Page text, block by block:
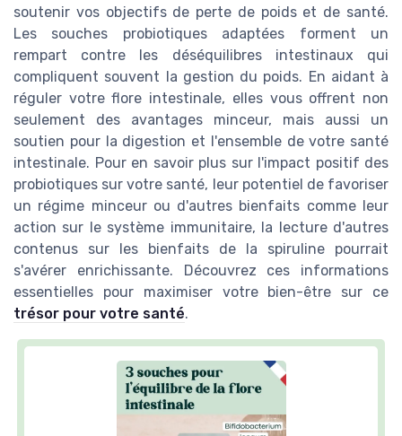
soutenir vos objectifs de perte de poids et de santé.
Les souches probiotiques adaptées forment un
rempart contre les déséquilibres intestinaux qui
compliquent souvent la gestion du poids. En aidant à
réguler votre flore intestinale, elles vous offrent non
seulement des avantages minceur, mais aussi un
soutien pour la digestion et l'ensemble de votre santé
intestinale. Pour en savoir plus sur l'impact positif des
probiotiques sur votre santé, leur potentiel de favoriser
un régime minceur ou d'autres bienfaits comme leur
action sur le système immunitaire, la lecture d'autres
contenus sur les bienfaits de la spiruline pourrait
s'avérer enrichissante. Découvrez ces informations
essentielles pour maximiser votre bien-être sur ce
trésor pour votre santé.